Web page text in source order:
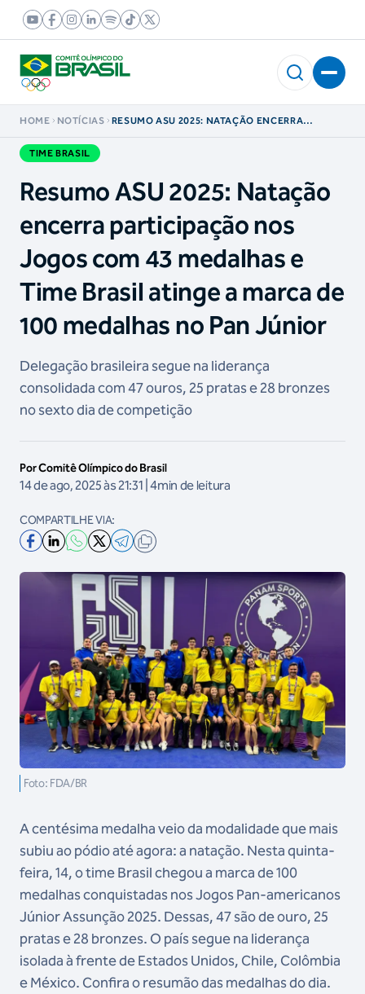
HOME NOTÍCIAS
RESUMO ASU 2025: NATAÇÃO ENCERRA
TIME BRASIL
Resumo ASU 2025: Natação
encerra participação nos
Jogos com 43 medalhas e
Time Brasil atinge a marca de
100 medalhas no Pan Júnior
Delegação brasileira segue na liderança
consolidada com 47 ouros, 25 pratas e 28 bronzes
no sexto dia de competição
Por Comitê Olímpico do Brasil
14 de ago, 2025 às 21:31 | 4min de leitura
COMPARTILHE VIA:
Foto: FDA/BR
A centésima medalha veio da modalidade que mais
subiu ao pódio até agora: a natação. Nesta quinta-
feira, 14, o time Brasil chegou a marca de 100
medalhas conquistadas nos Jogos Pan-americanos
Júnior Assunção 2025. Dessas, 47 são de ouro, 25
pratas e 28 bronzes. O país segue na liderança
isolada à frente de Estados Unidos, Chile, Colômbia
e México. Confira o resumão das medalhas do dia.